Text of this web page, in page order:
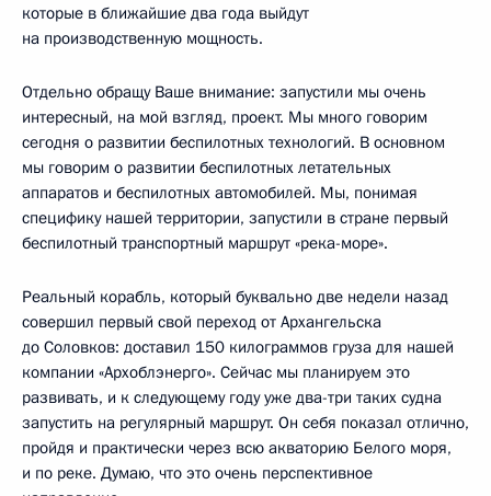
которые в ближайшие два года выйдут
на производственную мощность.
Отдельно обращу Ваше внимание: запустили мы очень
интересный, на мой взгляд, проект. Мы много говорим
сегодня о развитии беспилотных технологий. В основном
мы говорим о развитии беспилотных летательных
аппаратов и беспилотных автомобилей. Мы, понимая
специфику нашей территории, запустили в стране первый
беспилотный транспортный маршрут «река-море».
Реальный корабль, который буквально две недели назад
совершил первый свой переход от Архангельска
до Соловков: доставил 150 килограммов груза для нашей
компании «Архоблэнерго». Сейчас мы планируем это
развивать, и к следующему году уже два-три таких судна
запустить на регулярный маршрут. Он себя показал отлично,
пройдя и практически через всю акваторию Белого моря,
и по реке. Думаю, что это очень перспективное